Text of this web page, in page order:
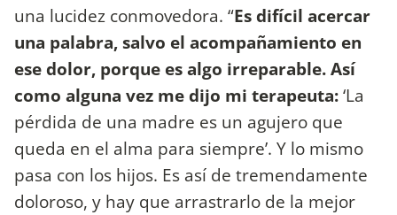
una lucidez conmovedora. “Es difícil acercar
una palabra, salvo el acompañamiento en
ese dolor, porque es algo irreparable. Así
como alguna vez me dijo mi terapeuta:‘La
pérdida de una madre es un agujero que
queda en el alma para siempre’. Y lo mismo
pasa con los hijos. Es así de tremendamente
doloroso, y hay que arrastrarlo de la mejor